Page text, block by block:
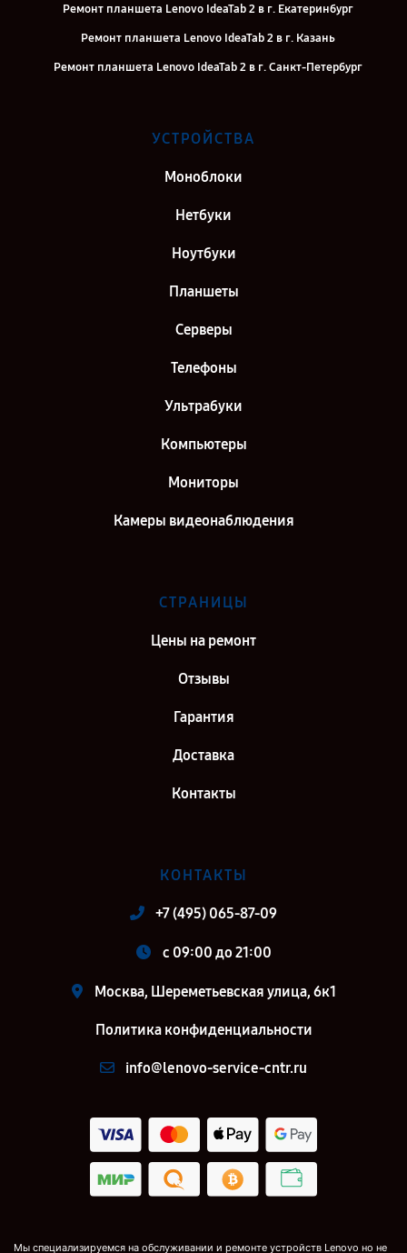
Ремонт планшета Lenovo IdeaTab 2 в г. Екатеринбург
Ремонт планшета Lenovo IdeaTab 2 в г. Казань
Ремонт планшета Lenovo IdeaTab 2 в г. Санкт-Петербург
УСТРОЙСТВА
Моноблоки
Нетбуки
Ноутбуки
Планшеты
Серверы
Телефоны
Ультрабуки
Компьютеры
Мониторы
Камеры видеонаблюдения
СТРАНИЦЫ
Цены на ремонт
Отзывы
Гарантия
Доставка
Контакты
КОНТАКТЫ
+7 (495) 065-87-09
c 09:00 до 21:00
Москва, Шереметьевская улица, 6к1
Политика конфиденциальности
info@lenovo-service-cntr.ru
Мы специализируемся на обслуживании и ремонте устройств Lenovo но не